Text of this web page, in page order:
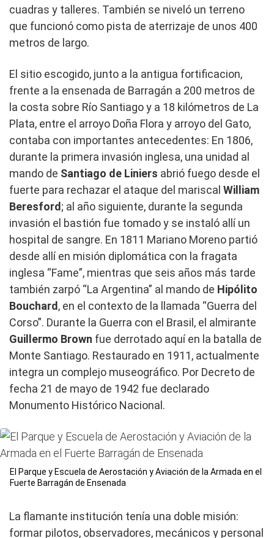
cuadras y talleres. También se niveló un terreno
que funcionó como pista de aterrizaje de unos 400
metros de largo.
El sitio escogido, junto a la antigua fortificacion,
frente a la ensenada de Barragán a 200 metros de
la costa sobre Río Santiago y a 18 kilómetros de La
Plata, entre el arroyo Doña Flora y arroyo del Gato,
contaba con importantes antecedentes: En 1806,
durante la primera invasión inglesa, una unidad al
mando de Santiago de Liniers abrió fuego desde el
fuerte para rechazar el ataque del mariscal William
Beresford; al año siguiente, durante la segunda
invasión el bastión fue tomado y se instaló allí un
hospital de sangre. En 1811 Mariano Moreno partió
desde allí en misión diplomática con la fragata
inglesa “Fame”, mientras que seis años más tarde
también zarpó “La Argentina” al mando de Hipólito
Bouchard, en el contexto de la llamada “Guerra del
Corso”. Durante la Guerra con el Brasil, el almirante
Guillermo Brown fue derrotado aquí en la batalla de
Monte Santiago. Restaurado en 1911, actualmente
integra un complejo museográfico. Por Decreto de
fecha 21 de mayo de 1942 fue declarado
Monumento Histórico Nacional.
El Parque y Escuela de Aerostación y Aviación de la Armada en el
Fuerte Barragán de Ensenada
La flamante institución tenía una doble misión:
formar pilotos, observadores, mecánicos y personal